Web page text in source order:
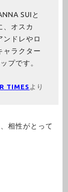
SUIと
、オスカ
ンドレやロ
ャラクター
プです。
TIMES より
相性がとって